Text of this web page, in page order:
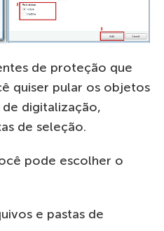
de proteção que
quiser pular os objetos
digitalização,
de seleção.
pode escolher o
e pastas de